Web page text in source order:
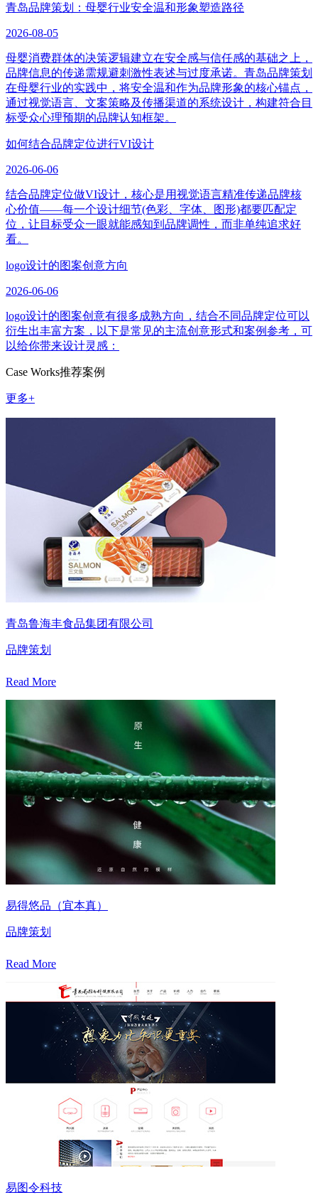
青岛品牌策划：母婴行业安全温和形象塑造路径
2026-08-05
母婴消费群体的决策逻辑建立在安全感与信任感的基础之上，
品牌信息的传递需规避刺激性表述与过度承诺。青岛品牌策划
在母婴行业的实践中，将安全温和作为品牌形象的核心锚点，
通过视觉语言、文案策略及传播渠道的系统设计，构建符合目
标受众心理预期的品牌认知框架。
如何结合品牌定位进行VI设计
2026-06-06
结合品牌定位做VI设计，核心是用视觉语言精准传递品牌核
心价值——每一个设计细节(色彩、字体、图形)都要匹配定
位，让目标受众一眼就能感知到品牌调性，而非单纯追求好
看。
logo设计的图案创意方向
2026-06-06
logo设计的图案创意有很多成熟方向，结合不同品牌定位可以
衍生出丰富方案，以下是常见的主流创意形式和案例参考，可
以给你带来设计灵感：
Case Works推荐案例
更多+
青岛鲁海丰食品集团有限公司
品牌策划
Read More
易得悠品（宜本真）
品牌策划
Read More
易图令科技